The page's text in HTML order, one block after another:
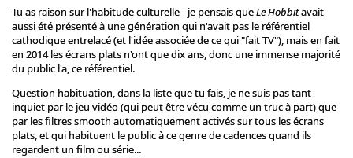
Tu as raison sur l'habitude culturelle - je pensais queLe Hobbitavait
aussi été présenté à une génération qui n'avait pas le référentiel
cathodique entrelacé (et l'idée associée de ce qui "fait TV"), mais en fait
en 2014 les écrans plats n'ont que dix ans, donc une immense majorité
du public l'a, ce référentiel.
Question habituation, dans la liste que tu fais, je ne suis pas tant
inquiet par le jeu vidéo (qui peut être vécu comme un truc à part) que
par les filtres smooth automatiquement activés sur tous les écrans
plats, et qui habituent le public à ce genre de cadences quand ils
regardent un film ou série...